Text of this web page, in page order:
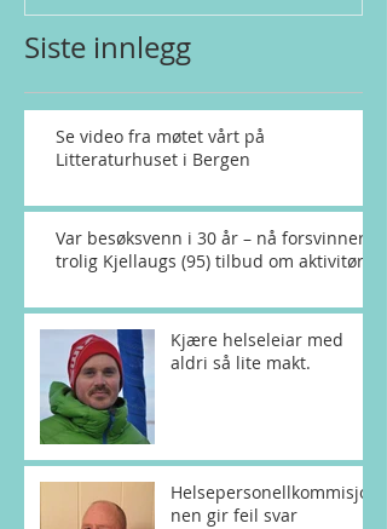
Siste innlegg
Se video fra møtet vårt på
Litteraturhuset i Bergen
Var besøksvenn i 30 år – nå forsvinner
trolig Kjellaugs (95) tilbud om aktivitør
Kjære helseleiar med
aldri så lite makt.
Helsepersonellkommisjo
nen gir feil svar